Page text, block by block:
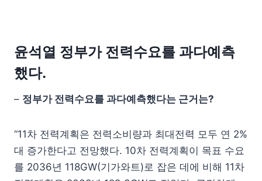
윤석열 정부가 전력수요를 과다예측
했다.
– 정부가 전력수요를 과다예측했다는 근거는?
“11차 전력계획은 전력소비량과 최대전력 모두 연 2%
대 증가한다고 전망했다. 10차 전력계획이 목표 수요
를 2036년 118GW(기가와트)로 잡은 데에 비해 11차